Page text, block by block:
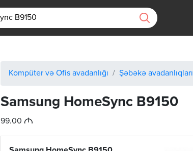
Kompüter və Ofis avadanlığı Şəbəkə avadanlıqları
Samsung HomeSync B9150
99.00 M